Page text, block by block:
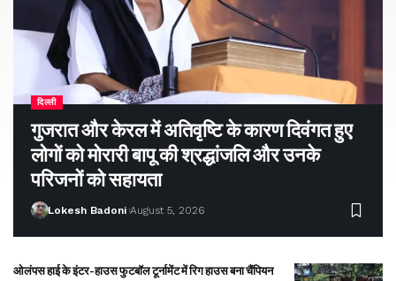
दिल्ली
गुजरात और केरल में अतिवृष्टि के कारण दिवंगत हुए
लोगों को मोरारी बापू की श्रद्धांजलि और उनके
परिजनों को सहायता
Lokesh Badoni August 5, 2026
ओलंपस हाई के इंटर-हाउस फुटबॉल टूर्नामेंट में रिग हाउस बना चैंपियन